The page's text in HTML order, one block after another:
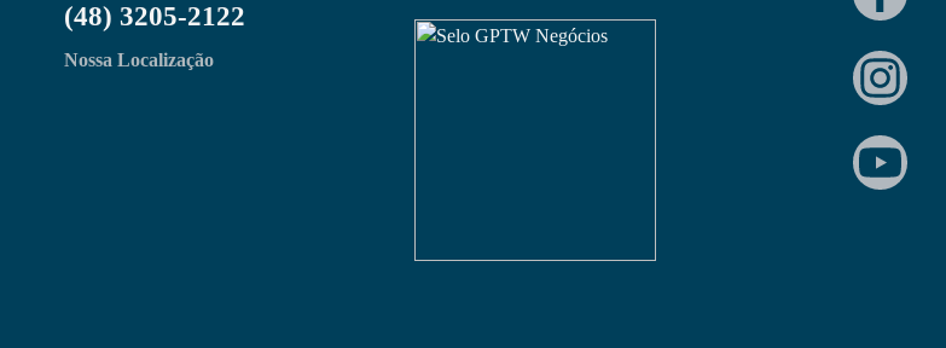
(48) 3205-2122
Nossa Localização